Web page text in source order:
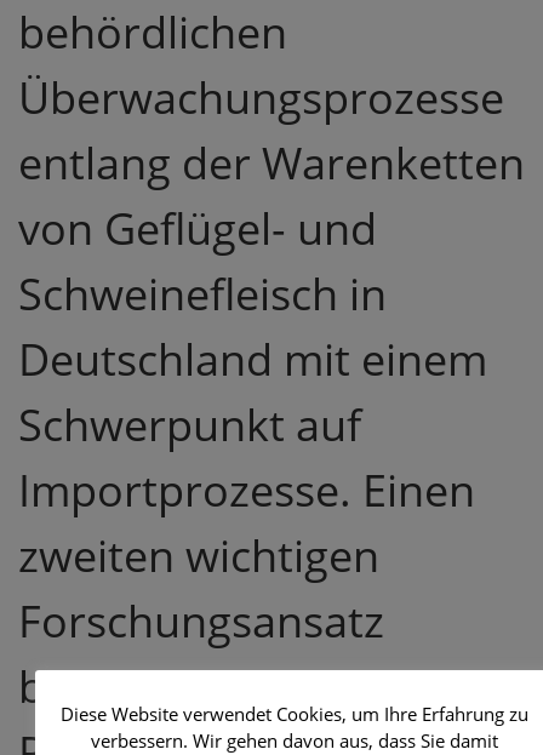
behördlichen
Überwachungsprozesse
entlang der Warenketten
von Geflügel- und
Schweinefleisch in
Deutschland mit einem
Schwerpunkt auf
Importprozesse. Einen
zweiten wichtigen
Forschungsansatz
bildeten
Diese Website verwendet Cookies, um Ihre Erfahrung zu
verbessern. Wir gehen davon aus, dass Sie damit